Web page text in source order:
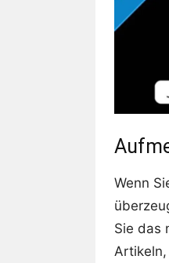
Wenn
Sie das